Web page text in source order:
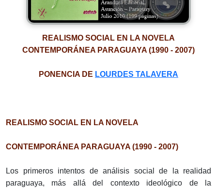
REALISMO SOCIAL EN LA NOVELA
CONTEMPORÁNEA PARAGUAYA (1990 - 2007)
PONENCIA DE LOURDES TALAVERA
REALISMO SOCIAL EN LA NOVELA
CONTEMPORÁNEA PARAGUAYA (1990 - 2007)
Los primeros intentos de análisis social de la realidad
paraguaya, más allá del contexto ideológico de la